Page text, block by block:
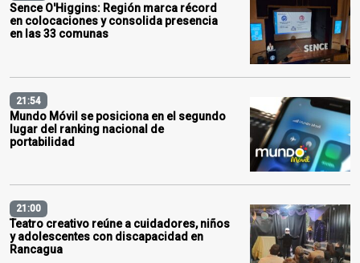
Sence O'Higgins: Región marca récord
en colocaciones y consolida presencia
en las 33 comunas
21:54
Mundo Móvil se posiciona en el segundo
lugar del ranking nacional de
portabilidad
21:00
Teatro creativo reúne a cuidadores, niños
y adolescentes con discapacidad en
Rancagua